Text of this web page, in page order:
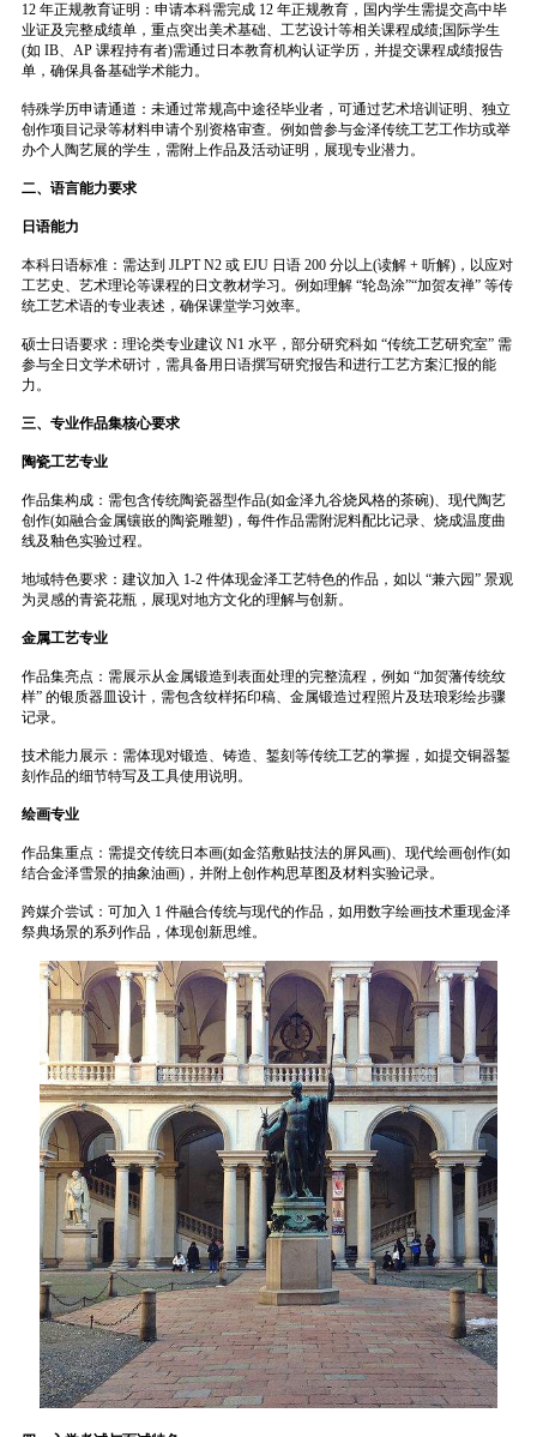
12 年正规教育证明：申请本科需完成 12 年正规教育，国内学生需提交高中毕
业证及完整成绩单，重点突出美术基础、工艺设计等相关课程成绩;国际学生
(如 IB、AP 课程持有者)需通过日本教育机构认证学历，并提交课程成绩报告
单，确保具备基础学术能力。
特殊学历申请通道：未通过常规高中途径毕业者，可通过艺术培训证明、独立
创作项目记录等材料申请个别资格审查。例如曾参与金泽传统工艺工作坊或举
办个人陶艺展的学生，需附上作品及活动证明，展现专业潜力。
二、语言能力要求
日语能力
本科日语标准：需达到 JLPT N2 或 EJU 日语 200 分以上(读解 + 听解)，以应对
工艺史、艺术理论等课程的日文教材学习。例如理解 “轮岛涂”“加贺友禅” 等传
统工艺术语的专业表述，确保课堂学习效率。
硕士日语要求：理论类专业建议 N1 水平，部分研究科如 “传统工艺研究室” 需
参与全日文学术研讨，需具备用日语撰写研究报告和进行工艺方案汇报的能
力。
三、专业作品集核心要求
陶瓷工艺专业
作品集构成：需包含传统陶瓷器型作品(如金泽九谷烧风格的茶碗)、现代陶艺
创作(如融合金属镶嵌的陶瓷雕塑)，每件作品需附泥料配比记录、烧成温度曲
线及釉色实验过程。
地域特色要求：建议加入 1-2 件体现金泽工艺特色的作品，如以 “兼六园” 景观
为灵感的青瓷花瓶，展现对地方文化的理解与创新。
金属工艺专业
作品集亮点：需展示从金属锻造到表面处理的完整流程，例如 “加贺藩传统纹
样” 的银质器皿设计，需包含纹样拓印稿、金属锻造过程照片及珐琅彩绘步骤
记录。
技术能力展示：需体现对锻造、铸造、錾刻等传统工艺的掌握，如提交铜器錾
刻作品的细节特写及工具使用说明。
绘画专业
作品集重点：需提交传统日本画(如金箔敷贴技法的屏风画)、现代绘画创作(如
结合金泽雪景的抽象油画)，并附上创作构思草图及材料实验记录。
跨媒介尝试：可加入 1 件融合传统与现代的作品，如用数字绘画技术重现金泽
祭典场景的系列作品，体现创新思维。